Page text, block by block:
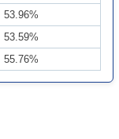
53.96%
53.59%
55.76%